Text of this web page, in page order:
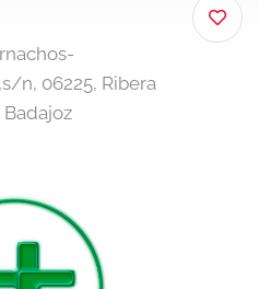
n, 06225, Ribera